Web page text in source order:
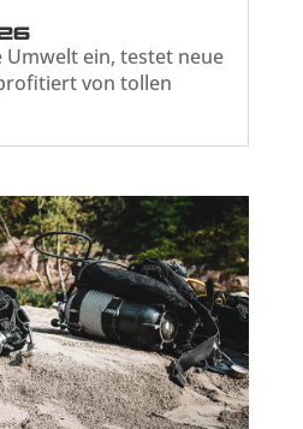
Umwelt ein, testet neue
von tollen